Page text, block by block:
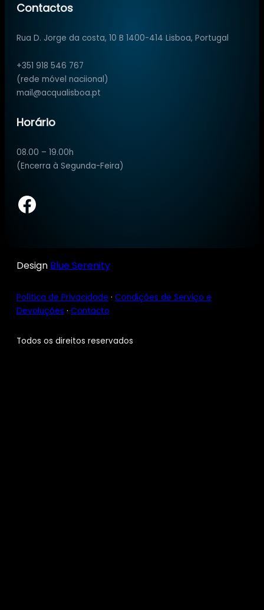
Contactos
Rua D. Jorge da costa, 10 B 1400-414 Lisboa, Portugal
+351 918 546 767
(rede móvel naciional)
mail@acqualisboa.pt
Horário
08.00 – 19.00h
(Encerra à Segunda-Feira)
Facebook
Design Blue Serenity
Política de Privacidade · Condições de Serviço e
Devoluções · Contacto
Todos os direitos reservados